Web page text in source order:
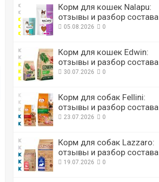
Корм для кошек Nalapu:
отзывы и разбор состава
05.08.2026 0
Корм для кошек Edwin:
отзывы и разбор состава
30.07.2026 0
Корм для собак Fellini:
отзывы и разбор состава
23.07.2026 0
Корм для собак Lazzaro:
отзывы и разбор состава
19.07.2026 0